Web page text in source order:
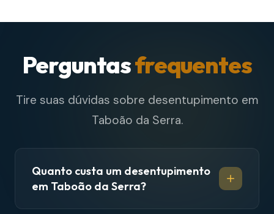
Perguntasfrequentes
Tire suas dúvidas sobre desentupimento em
Taboão da Serra.
Quanto custa um desentupimento
em Taboão da Serra?